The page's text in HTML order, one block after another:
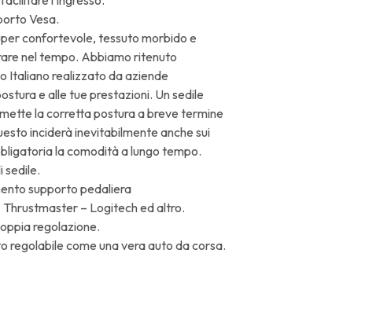
Vesa.
confortevole, tessuto morbido e
nel tempo. Abbiamo ritenuto
Italiano realizzato da aziende
e alle tue prestazioni. Un sedile
la corretta postura a breve termine
inciderà inevitabilmente anche sui
la comodità a lungo tempo.
sedile.
supporto pedaliera
– Logitech ed altro.
regolazione.
regolabile come una vera auto da corsa.